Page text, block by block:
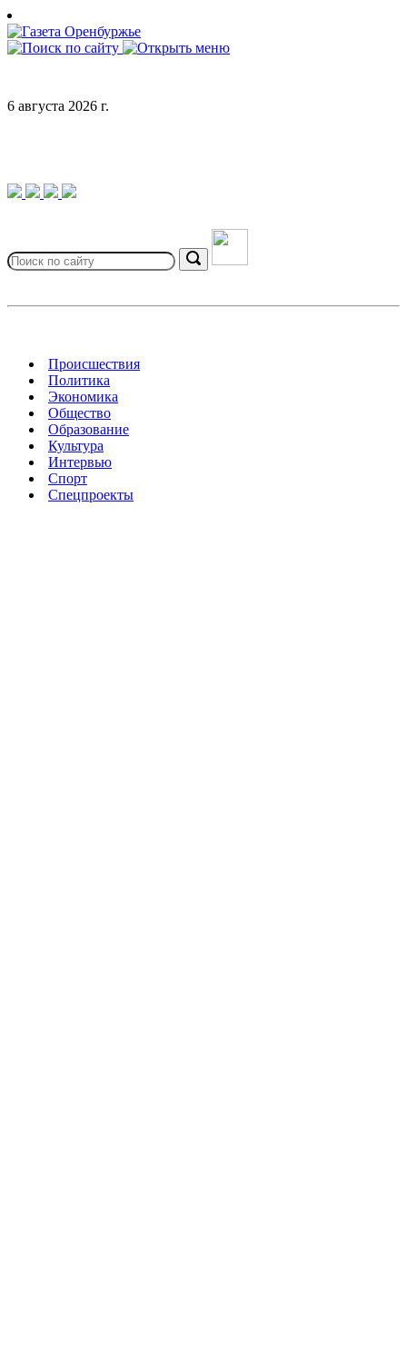
Skip
to
content
6 августа 2026 г.
for:
Search
Происшествия
Политика
Экономика
Общество
Образование
Культура
Интервью
Спорт
Спецпроекты